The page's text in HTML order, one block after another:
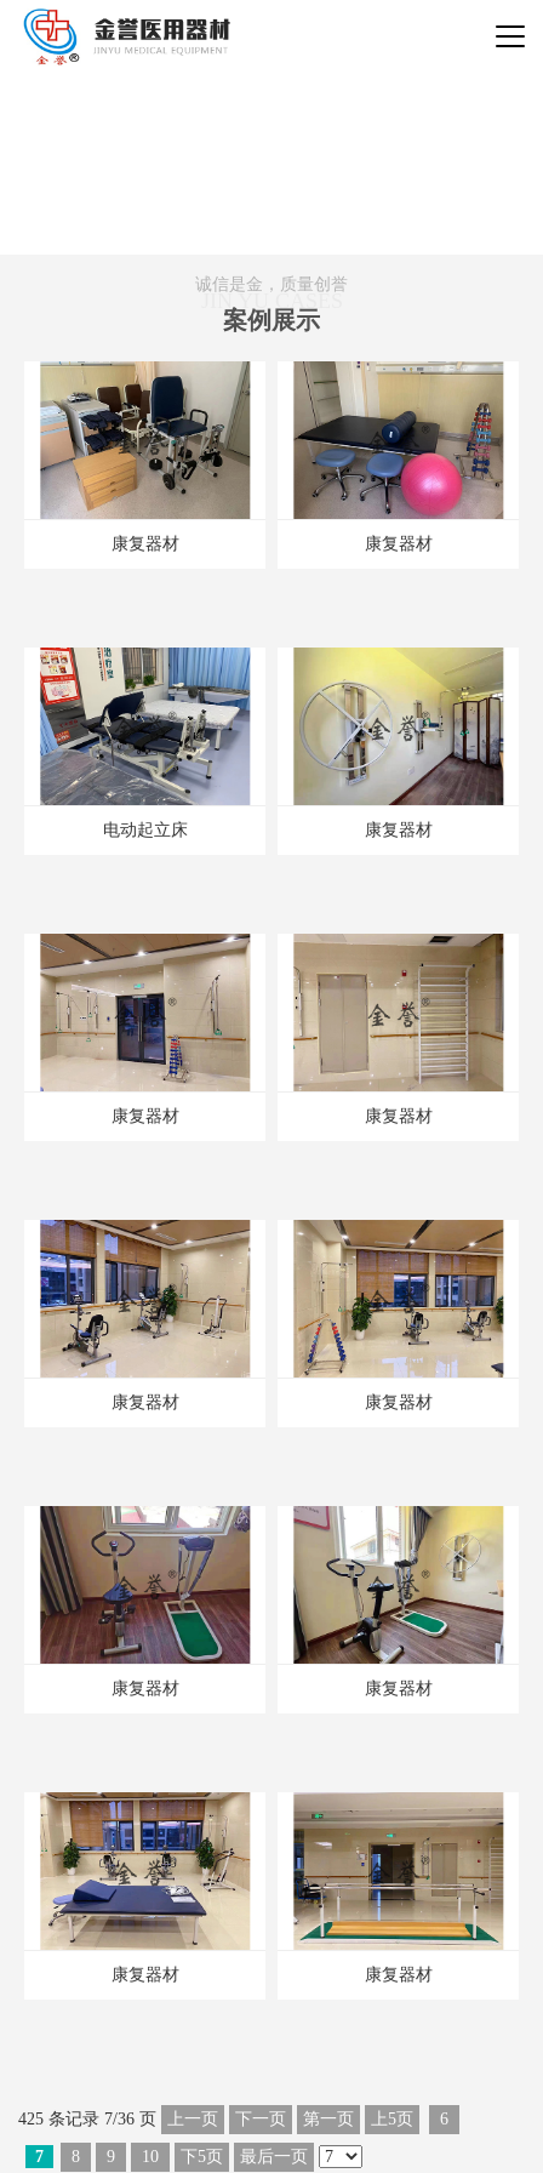
草莓视频ABB,草莓视频下载链接,草莓视频APP污版下载,草莓视频污视频
在线观看
诚信是金，质量创誉
案例展示
JIN YU CASES
康复器材 康复器材
电动起立床 康复器材
康复器材 康复器材
康复器材 康复器材
康复器材 康复器材
康复器材 康复器材
425 条记录 7/36 页 上一页 下一页 第一页 上5页 6
7 8 9 10 下5页 最后一页